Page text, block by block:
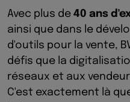
Avec plus de 40 ans
ainsi que dans le
d'outils pour la vente,
défis que la
réseaux et aux
C'est exactement là